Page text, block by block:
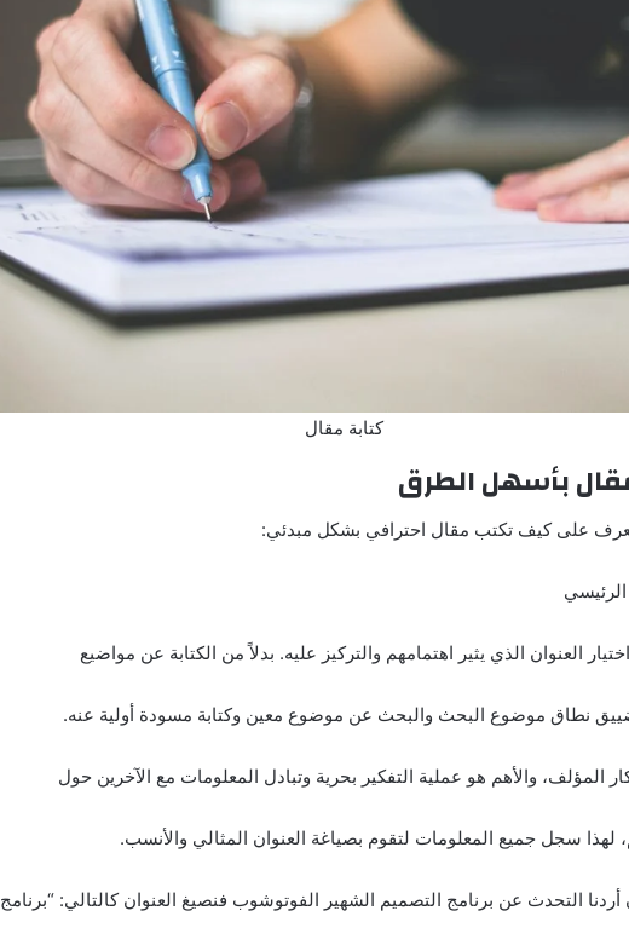
كتابة مقال
بأسهل الطرق
لتتعرف على كيف تكتب مقال احترافي بشكل مبدئي:
الرئيسي
العنوان الذي يثير اهتمامهم والتركيز عليه. بدلاً من الكتابة عن مواضيع
نطاق موضوع البحث والبحث عن موضوع معين وكتابة مسودة أولية عنه.
المؤلف، والأهم هو عملية التفكير بحرية وتبادل المعلومات مع الآخرين حول
لهذا سجل جميع المعلومات لتقوم بصياغة العنوان المثالي والأنسب.
التحدث عن برنامج التصميم الشهير الفوتوشوب فنصيغ العنوان كالتالي: “برنامج